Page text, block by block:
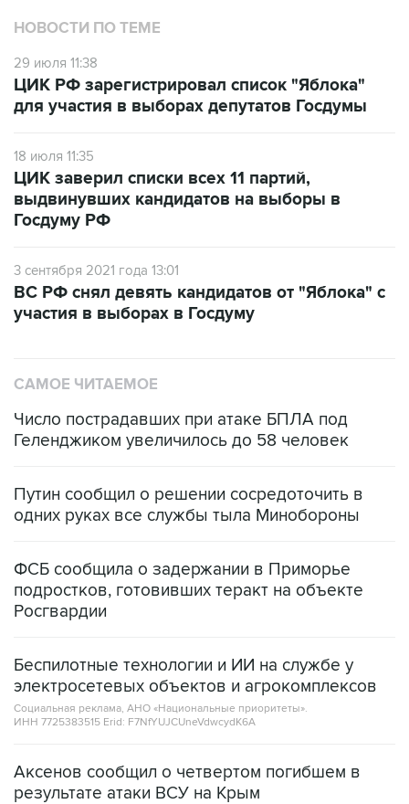
29 июля 11:38
для участия в выборах депутатов Госдумы
18 июля 11:35
выдвинувших кандидатов на выборы в
Госдуму РФ
3 сентября 2021 года 13:01
участия в выборах в Госдуму
Число пострадавших при атаке БПЛА под
Путин сообщил о решении сосредоточить в
ФСБ сообщила о задержании в Приморье
Росгвардии
Беспилотные технологии и ИИ на службе у
Социальная реклама, АНО «Национальные приоритеты».
ИНН 7725383515 Erid: F7NfYUJCUneVdwcydK6A
Аксенов сообщил о четвертом погибшем в